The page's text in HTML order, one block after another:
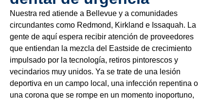
Nuestra red atiende a Bellevue y a comunidades
circundantes como Redmond, Kirkland e Issaquah. La
gente de aquí espera recibir atención de proveedores
que entiendan la mezcla del Eastside de crecimiento
impulsado por la tecnología, retiros pintorescos y
vecindarios muy unidos. Ya se trate de una lesión
deportiva en un campo local, una infección repentina o
una corona que se rompe en un momento inoportuno,